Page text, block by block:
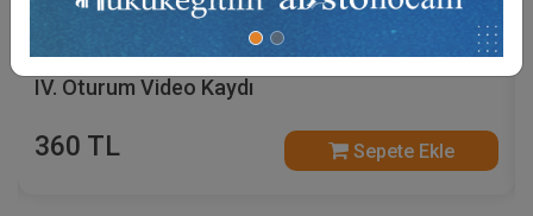
Sosyal Güvenlik Hukuku - V. İş Hukuku Kongresi -
IV. Oturum Video Kaydı
360 TL Sepete Ekle